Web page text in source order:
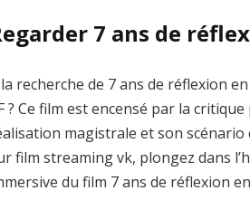
7 ans de
recherche de 7 ans de réflexion
? Ce film est encensé par la
magistrale et son scénario
film streaming vk, plongez dans
du film 7 ans de réflexion